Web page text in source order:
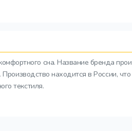
сна. Название бренда
находится в России,
текстиля.